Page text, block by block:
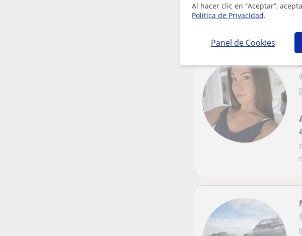
Al hacer clic en “Aceptar”,
Política de Privacidad.
Panel de Cookies